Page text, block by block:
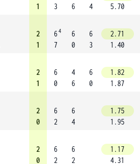
1
3
6
4
5.70
2
1
64
7
6
0
6
3
2.71
1.40
2
1
6
0
4
6
6
0
1.82
1.87
2
0
6
2
6
4
1.75
1.95
2
0
6
2
6
2
1.17
4.31